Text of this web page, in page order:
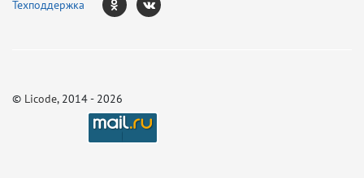
Техподдержка
© Licode, 2014 - 2026